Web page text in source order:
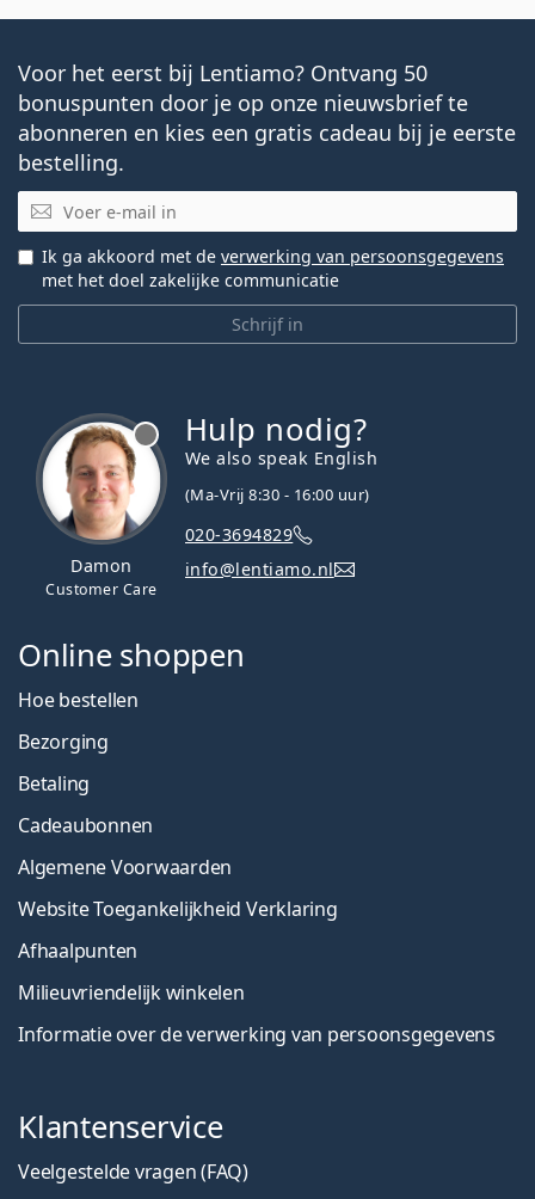
Voor het eerst bij Lentiamo? Ontvang 50
bonuspunten door je op onze nieuwsbrief te
abonneren en kies een gratis cadeau bij je eerste
bestelling.
E-mail
Schrijf in
Ik ga akkoord met de verwerking van persoonsgegevens
met het doel zakelijke communicatie
Damon
Customer Care
Hulp nodig?
We also speak English
(Ma-Vrij 8:30 - 16:00 uur)
020-3694829
info@lentiamo.nl
Online shoppen
Hoe bestellen
Bezorging
Betaling
Cadeaubonnen
Algemene Voorwaarden
Website Toegankelijkheid Verklaring
Afhaalpunten
Milieuvriendelijk winkelen
Informatie over de verwerking van persoonsgegevens
Klantenservice
Veelgestelde vragen (FAQ)